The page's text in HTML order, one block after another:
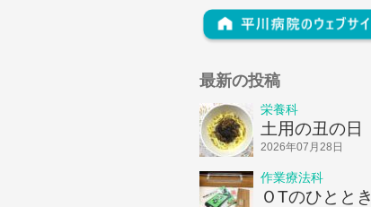
最新の投稿
栄養科
土用の丑の日
2026年07月28日
作業療法科
ＯTのひととき